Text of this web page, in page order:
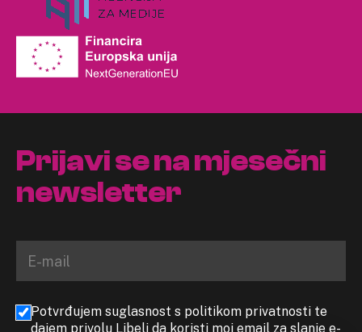
Prijavi se na mjesečni
newsletter
Potvrđujem suglasnost s politikom privatnosti te
dajem privolu Libeli da koristi moj email za slanje e-